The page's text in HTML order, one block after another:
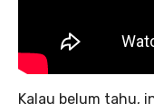
Kalau belum tahu,